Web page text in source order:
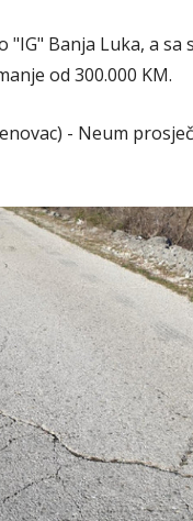
Banja Luka, a sa
od 300.000 KM.
- Neum